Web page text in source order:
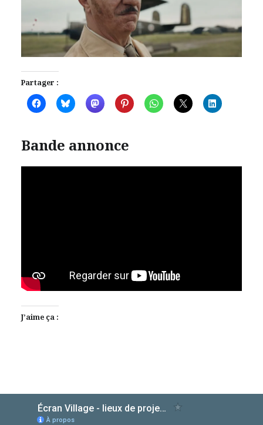
Partager :
Bande annonce
J’aime ça :
AlloCiné